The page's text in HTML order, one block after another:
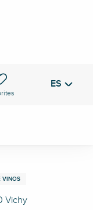
les favoris ES
VINOS
Vichy